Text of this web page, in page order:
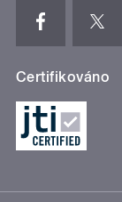
Certifikováno